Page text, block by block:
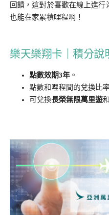
回饋，這對於喜歡在線上進
也能在家累積哩程啊！
樂天樂翔卡｜積分說
點數效期3年 。
點數和哩程間的兌換比
可兌換長榮無限萬里遊和